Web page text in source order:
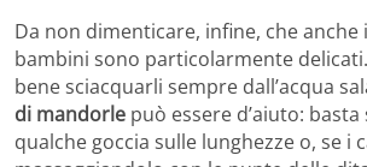
Da non dimenticare, infine, che anche i
bambini sono particolarmente
bene sciacquarli sempre dall’acqua
di mandorle può essere d’aiuto:
qualche goccia sulle lunghezze o, se i